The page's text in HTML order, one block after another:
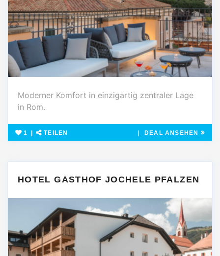
Moderner Komfort in einzigartig zentraler Lage
in Rom.
1 TEILEN DEAL ANSEHEN
HOTEL GASTHOF JOCHELE PFALZEN